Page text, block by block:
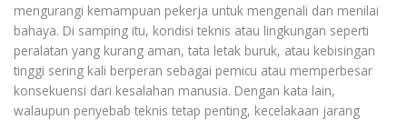
mengurangi kemampuan pekerja untuk mengenali dan menilai
bahaya. Di samping itu, kondisi teknis atau lingkungan seperti
peralatan yang kurang aman, tata letak buruk, atau kebisingan
tinggi sering kali berperan sebagai pemicu atau memperbesar
konsekuensi dari kesalahan manusia. Dengan kata lain,
walaupun penyebab teknis tetap penting, kecelakaan jarang